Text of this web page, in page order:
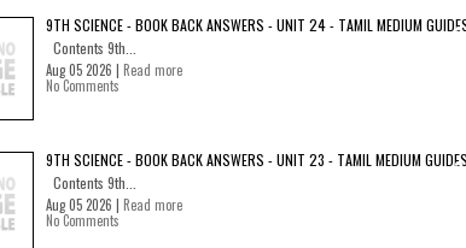
9TH SCIENCE - BOOK BACK ANSWERS - UNIT 24 - TAMIL MEDIUM
Contents 9th...
Aug 05 2026 | Read more
No Comments
9TH SCIENCE - BOOK BACK ANSWERS - UNIT 23 - TAMIL MEDIUM
Contents 9th...
Aug 05 2026 | Read more
No Comments